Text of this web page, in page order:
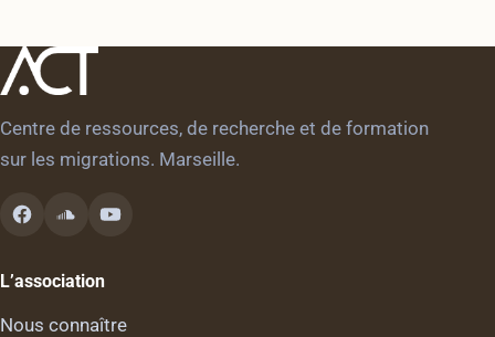
Centre de ressources, de recherche et de formation
sur les migrations. Marseille.
L’association
Nous connaître